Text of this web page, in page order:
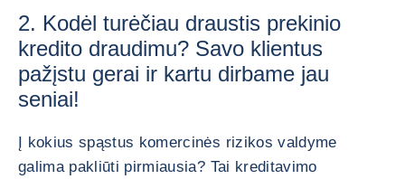
2. Kodėl turėčiau draustis prekinio
kredito draudimu? Savo klientus
pažįstu gerai ir kartu dirbame jau
seniai!
Į kokius spąstus komercinės rizikos valdyme
galima pakliūti pirmiausia? Tai kreditavimo